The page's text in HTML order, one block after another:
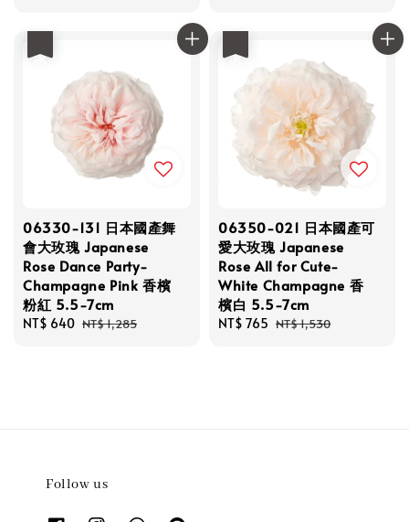
06330-131 日本國產舞
會大玫瑰 Japanese
Rose Dance Party-
Champagne Pink 香檳
粉紅 5.5-7cm
Sale
NT$ 640 Regular
NT$ 1,285
06350-021 日本國產可
愛大玫瑰 Japanese
Rose All for Cute-
White Champagne 香
檳白 5.5-7cm
Sale
NT$ 765 Regular
NT$ 1,530
Follow us